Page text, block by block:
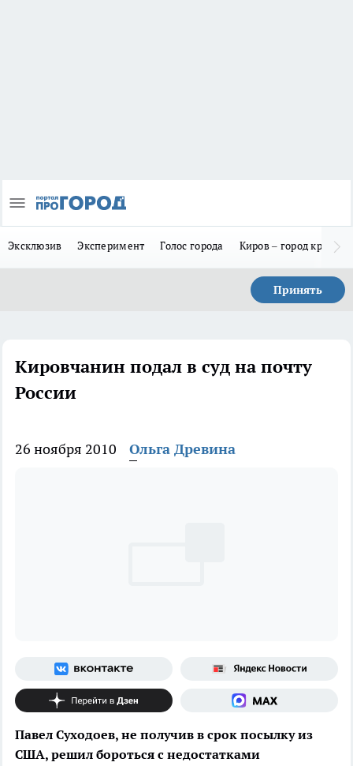
Эксклюзив Эксперимент Голос города Киров – город
Принять
Кировчанин подал в суд на почту
России
26 ноября 2010 Ольга Древина
Павел Суходоев, не получив в срок посылку из
США, решил бороться с недостатками